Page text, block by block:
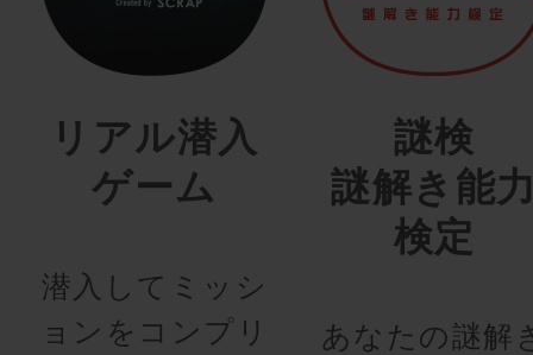
リアル潜入
ゲーム
潜入してミッシ
ョンをコンプリ
謎検
謎解き能
検定
あなたの謎解